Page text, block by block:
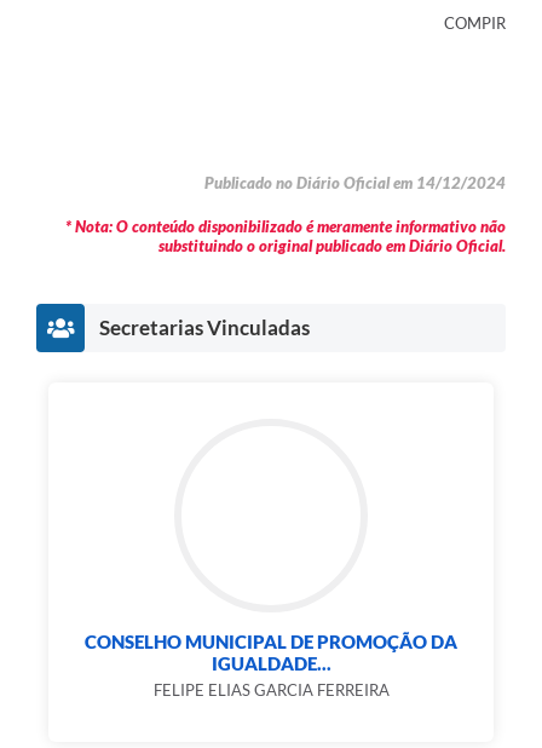
COMPIR
Publicado no Diário Oficial em 14/12/2024
* Nota: O conteúdo disponibilizado é meramente informativo não
substituindo o original publicado em Diário Oficial.
Secretarias Vinculadas
CONSELHO MUNICIPAL DE PROMOÇÃO DA
IGUALDADE...
FELIPE ELIAS GARCIA FERREIRA